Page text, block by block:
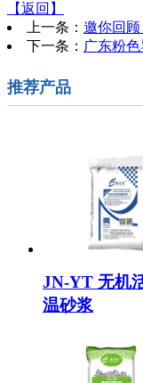
【返回】
上一条： 邀你回顾
下一条： 广东粉
推荐产品
JN-YT 无机
温砂浆